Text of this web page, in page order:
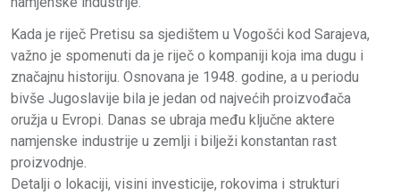
Kada je riječ Pretisu sa sjedištem u Vogošći kod Sarajeva,
važno je spomenuti da je riječ o kompaniji koja ima dugu i
značajnu historiju. Osnovana je 1948. godine, a u periodu
bivše Jugoslavije bila je jedan od najvećih proizvođača
oružja u Evropi. Danas se ubraja među ključne aktere
namjenske industrije u zemlji i bilježi konstantan rast
proizvodnje.
Detalji o lokaciji, visini investicije, rokovima i strukturi